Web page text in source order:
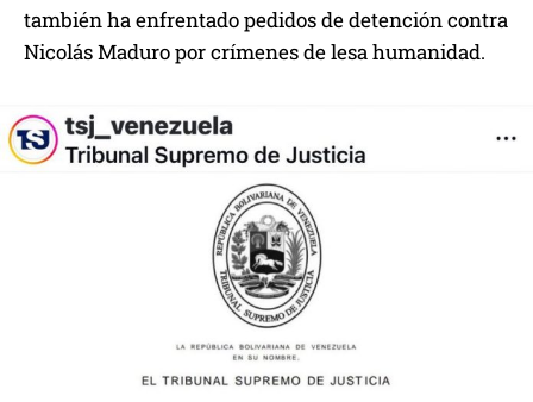
también ha enfrentado pedidos de detención contra
Nicolás Maduro por crímenes de lesa humanidad.